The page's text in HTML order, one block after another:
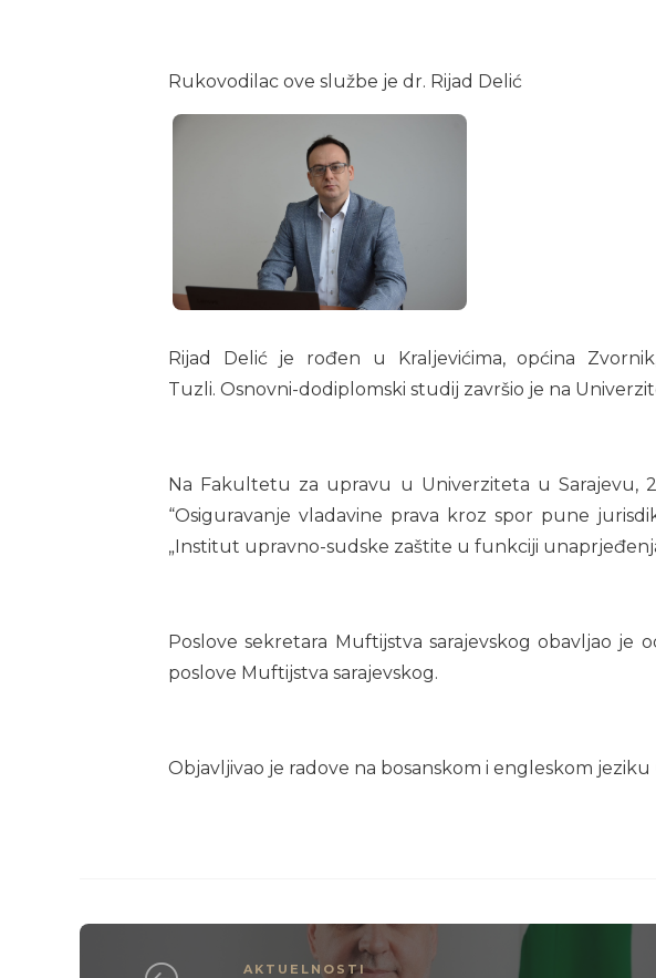
Rukovodilac ove službe je dr. Rijad Delić
Rijad Delić je rođen u Kraljevićima, općina
Tuzli. Osnovni-dodiplomski studij završio je na
Na Fakultetu za upravu u Univerziteta u Sarajevu,
“Osiguravanje vladavine prava kroz spor pune
„Institut upravno-sudske zaštite u funkciji
Poslove sekretara Muftijstva sarajevskog obavljao je
poslove Muftijstva sarajevskog.
Objavljivao je radove na bosanskom i engleskom
AKTUELNOSTI